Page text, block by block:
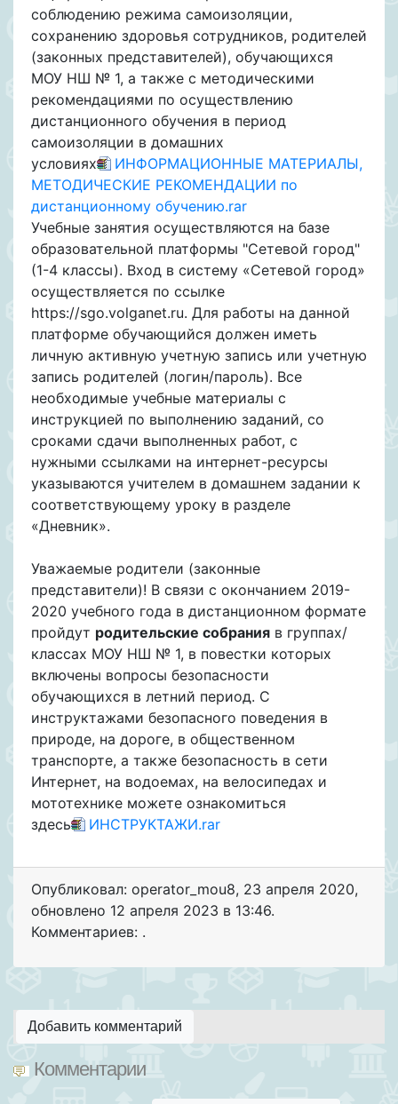
соблюдению режима самоизоляции,
сохранению здоровья сотрудников, родителей
(законных представителей), обучающихся
МОУ НШ № 1, а также с методическими
рекомендациями по осуществлению
дистанционного обучения в период
самоизоляции в домашних
условиях
ИНФОРМАЦИОННЫЕ МАТЕРИАЛЫ,
МЕТОДИЧЕСКИЕ РЕКОМЕНДАЦИИ по
дистанционному обучению.rar
Учебные занятия осуществляются на базе
образовательной платформы "Сетевой город"
(1-4 классы). Вход в систему «Сетевой город»
осуществляется по ссылке
https://sgo.volganet.ru. Для работы на данной
платформе обучающийся должен иметь
личную активную учетную запись или учетную
запись родителей (логин/пароль). Все
необходимые учебные материалы с
инструкцией по выполнению заданий, со
сроками сдачи выполненных работ, с
нужными ссылками на интернет-ресурсы
указываются учителем в домашнем задании к
соответствующему уроку в разделе
«Дневник».
Уважаемые родители (законные
представители)! В связи с окончанием 2019-
2020 учебного года в дистанционном формате
пройдут родительские собрания в группах/
классах МОУ НШ № 1, в повестки которых
включены вопросы безопасности
обучающихся в летний период. С
инструктажами безопасного поведения в
природе, на дороге, в общественном
транспорте, а также безопасность в сети
Интернет, на водоемах, на велосипедах и
мототехнике можете ознакомиться
здесь
ИНСТРУКТАЖИ.rar
Опубликовал: operator_mou8, 23 апреля 2020,
обновлено 12 апреля 2023 в 13:46.
Комментариев: .
Добавить комментарий
Комментарии